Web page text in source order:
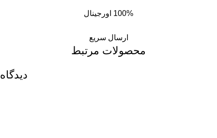
100% اورجینال
ارسال سریع
محصولات مرتبط
دیدگاه